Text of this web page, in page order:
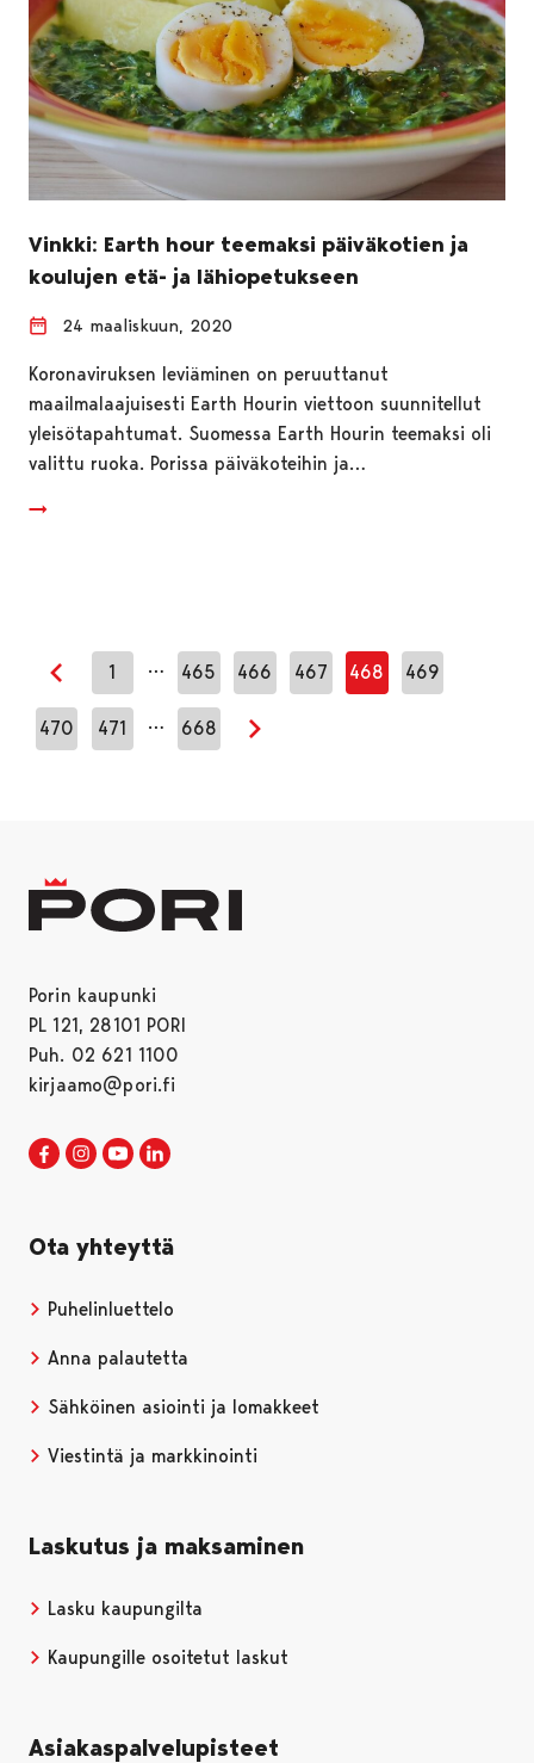
Vinkki: Earth hour teemaksi päiväkotien ja
koulujen etä- ja lähiopetukseen
24 maaliskuun, 2020
Koronaviruksen leviäminen on peruuttanut
maailmalaajuisesti Earth Hourin viettoon suunnitellut
yleisötapahtumat. Suomessa Earth Hourin teemaksi oli
valittu ruoka. Porissa päiväkoteihin ja…
Edellinen sivu
1 … 465 466 467 468 469
470 471 … 668
Seuraava sivu
Porin kaupunki
PL 121, 28101 PORI
Puh. 02 621 1100
kirjaamo@pori.fi
Porin kaupunki Facebookissa
Avautuu uudessa välilehdessä
Porin kaupunki Instagramissa
Avautuu uudessa välilehdessä
Porin kaupunki Youtubessa
Avautuu uudessa välilehdessä
Ota yhteyttä
Puhelinluettelo
Anna palautetta
Sähköinen asiointi ja lomakkeet
Viestintä ja markkinointi
Laskutus ja maksaminen
Lasku kaupungilta
Kaupungille osoitetut laskut
Asiakaspalvelupisteet